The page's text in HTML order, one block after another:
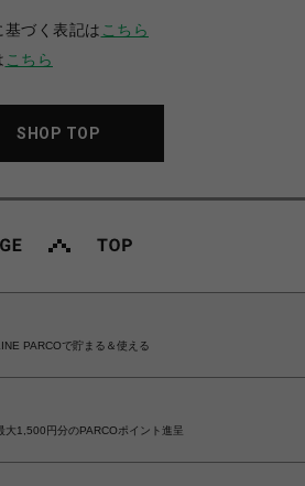
づく表記は こちら
こちら
SHOP TOP
PARCOで貯まる＆使える
大1,500円分のPARCOポイント進呈